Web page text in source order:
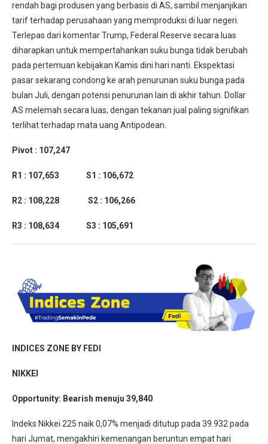
rendah bagi produsen yang berbasis di AS, sambil menjanjikan
tarif terhadap perusahaan yang memproduksi di luar negeri.
Terlepas dari komentar Trump, Federal Reserve secara luas
diharapkan untuk mempertahankan suku bunga tidak berubah
pada pertemuan kebijakan Kamis dini hari nanti. Ekspektasi
pasar sekarang condong ke arah penurunan suku bunga pada
bulan Juli, dengan potensi penurunan lain di akhir tahun. Dollar
AS melemah secara luas, dengan tekanan jual paling signifikan
terlihat terhadap mata uang Antipodean.
Pivot : 107,247
R1 : 107,653 S1 : 106,672
R2 : 108,228 S2 : 106,266
R3 : 108,634 S3 : 105,691
INDICES ZONE BY FEDI
NIKKEI
Opportunity: Bearish menuju 39,840
Indeks Nikkei 225 naik 0,07% menjadi ditutup pada 39.932 pada
hari Jumat, mengakhiri kemenangan beruntun empat hari